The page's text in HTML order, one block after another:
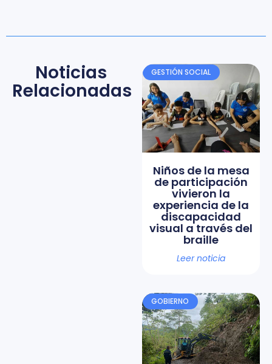
Noticias
Relacionadas
GESTIÓN SOCIAL
Niños de la mesa
de participación
vivieron la
experiencia de la
discapacidad
visual a través del
braille
Leer noticia
GOBIERNO